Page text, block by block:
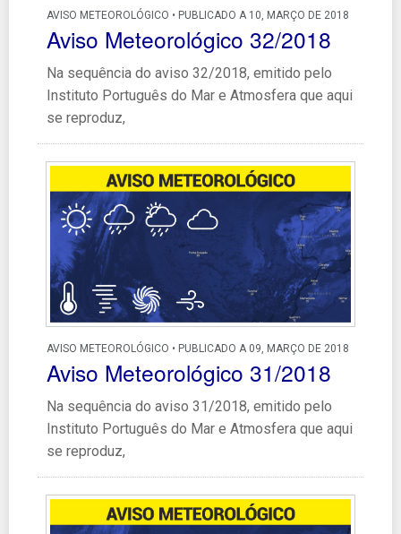
AVISO METEOROLÓGICO • PUBLICADO A 10, MARÇO DE 2018
Aviso Meteorológico 32/2018
Na sequência do aviso 32/2018, emitido pelo
Instituto Português do Mar e Atmosfera que aqui
se reproduz,
AVISO METEOROLÓGICO • PUBLICADO A 09, MARÇO DE 2018
Aviso Meteorológico 31/2018
Na sequência do aviso 31/2018, emitido pelo
Instituto Português do Mar e Atmosfera que aqui
se reproduz,